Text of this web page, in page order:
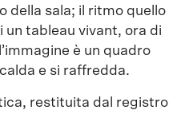
della sala; il ritmo quello
un tableau vivant, ora di
è un quadro
e si raffredda.
restituita dal registro